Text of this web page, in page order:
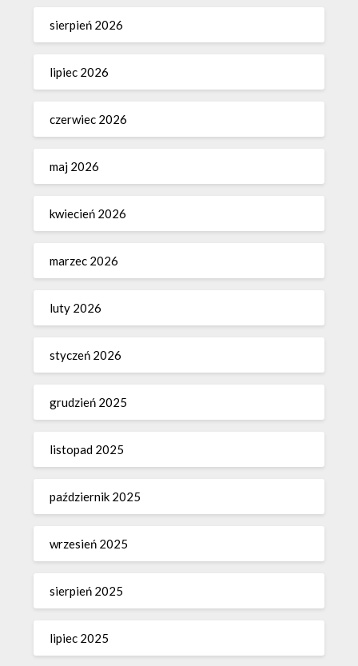
sierpień 2026
lipiec 2026
czerwiec 2026
maj 2026
kwiecień 2026
marzec 2026
luty 2026
styczeń 2026
grudzień 2025
listopad 2025
październik 2025
wrzesień 2025
sierpień 2025
lipiec 2025